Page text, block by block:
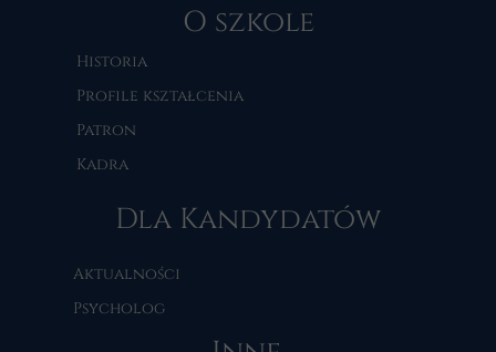
Aktualności
Psycholog
Dla Kandydatów
O szkole
Historia
Profile kształcenia
Patron
Kadra